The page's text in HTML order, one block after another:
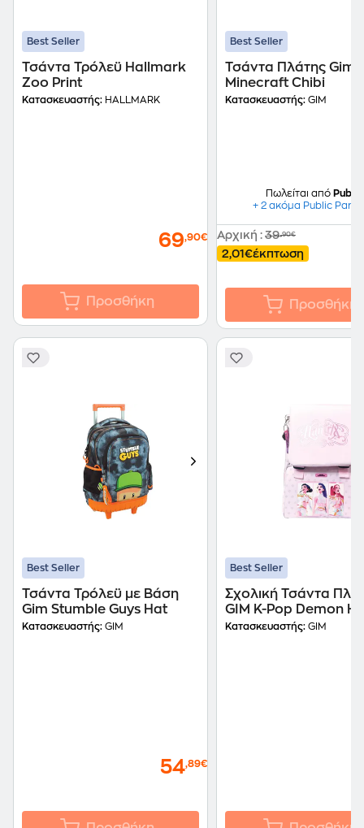
Best Seller
Τσάντα Τρόλεϋ Hallmark
Zoo Print
Κατασκευαστής: HALLMARK
69,90€
Προσθήκη
Best Seller
Τσάντα Πλάτης Gim
Minecraft Chibi
Κατασκευαστής: GIM
Πωλείται από Public
+ 2 ακόμα Public
Αρχική : 39,90€
2,01€έκπτωση
Προσθήκη
Best Seller
Τσάντα Τρόλεϋ με Βάση
Gim Stumble Guys Hat
Κατασκευαστής: GIM
54,89€
Best Seller
Σχολική Τσάντα
GIM K-Pop Demon
Pink Huntrix
Κατασκευαστής: GIM